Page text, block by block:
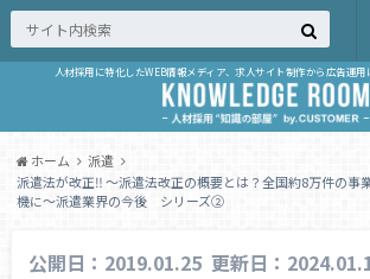
人材採用に特化したWEB情報メディア、求人サイト制作から広告運用
ホーム
派遣
派遣法が改正‼ ～派遣法改正の概要とは？全国約8万件の事
機に～派遣業界の今後 シリーズ②
公開日：2019.01.25 更新日：